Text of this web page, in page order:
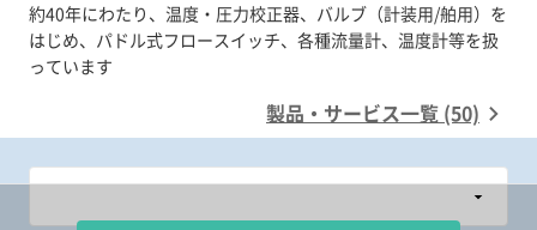
約40年にわたり、温度・圧力校正器、バルブ（計装用/舶用）を
はじめ、パドル式フロースイッチ、各種流量計、温度計等を扱
製品・サービス一覧 (50)